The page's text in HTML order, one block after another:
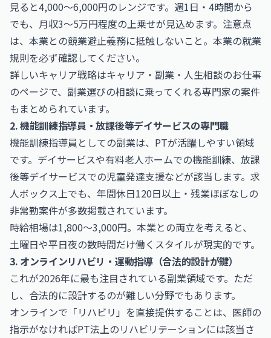
見ると4,000〜6,000円のレンジです。週1日・4時間から
でも、月収3〜5万円程度の上乗せが見込めます。注意点
は、本業との競業避止義務に抵触しないこと。本業の就業
規則を必ず確認してください。
詳しいキャリア戦略はキャリア・副業・人生相談のお仕事
のページで、副業選びの相談に乗ってくれる専門家の案件
もまとめられています。
2. 機能訓練指導員・放課後等デイサービスの専門職
機能訓練指導員としての副業は、PTが活躍しやすい領域
です。デイサービスや有料老人ホームでの機能訓練、放課
後等デイサービスでの児童発達支援などが該当します。求
人ボックス上でも、年間休日120日以上・残業ほぼなしの
非常勤案件が多数掲載されています。
時給相場は1,800〜3,000円。本業との両立を考えると、
土曜日や平日夜の数時間だけ働くスタイルが現実的です。
3. オンラインリハビリ・運動指導（合法的設計が鍵）
これが2026年に最も注目されている副業領域です。ただ
し、合法的に設計するのが難しい分野でもあります。
オンラインで「リハビリ」を直接提供することは、医師の
指示がなければPT法上のリハビリテーションには該当さ